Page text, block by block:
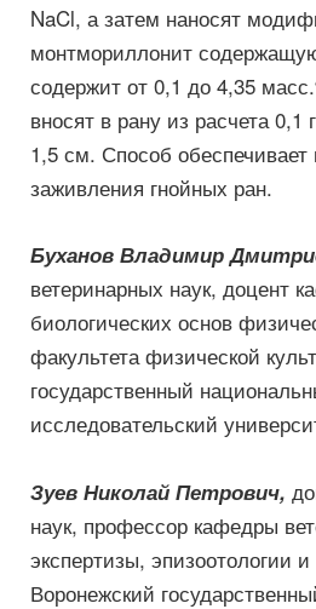
NaCl, а затем наносят
монтмориллонит
содержит от 0,1 до 4,35
вносят в рану из расчета 0,1
1,5 см. Способ
заживления гнойных ран.
Буханов Владимир
ветеринарных наук, доцент
биологических основ
факультета физической
государственный
исследовательский
Зуев Николай Петрович,
наук, профессор кафедры
экспертизы, эпизоотологии
Воронежский